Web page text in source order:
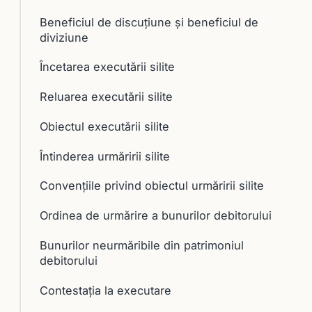
Beneficiul de discuţiune şi beneficiul de
diviziune
Încetarea executării silite
Reluarea executării silite
Obiectul executării silite
Întinderea urmăririi silite
Convenţiile privind obiectul urmăririi silite
Ordinea de urmărire a bunurilor debitorului
Bunurilor neurmăribile din patrimoniul
debitorului
Contestaţia la executare